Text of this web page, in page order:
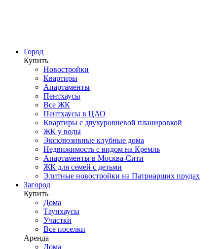
Город
Купить
Новостройки
Квартиры
Апартаменты
Пентхаусы
Все ЖК
Пентхаусы в ЦАО
Квартиры с двухуровневой планировкой
ЖК у воды
Эксклюзивные клубные дома
Недвижимость с видом на Кремль
Апартаменты в Москва-Сити
ЖК для семей с детьми
Элитные новостройки на Патриарших прудах
Загород
Купить
Дома
Таунхаусы
Участки
Все поселки
Аренда
Дома